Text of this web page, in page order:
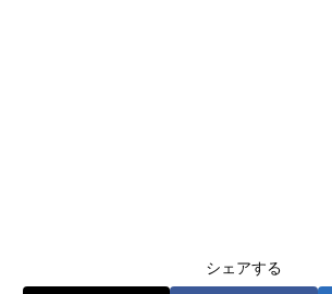
シェアする